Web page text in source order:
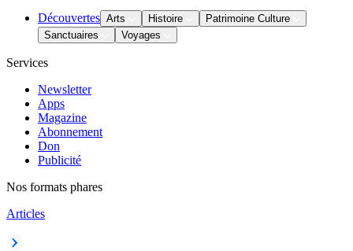
Découvertes Arts Histoire
Patrimoine Culture
Sanctuaires
Voyages
Services
Newsletter
Apps
Magazine
Abonnement
Don
Publicité
Nos formats phares
Articles